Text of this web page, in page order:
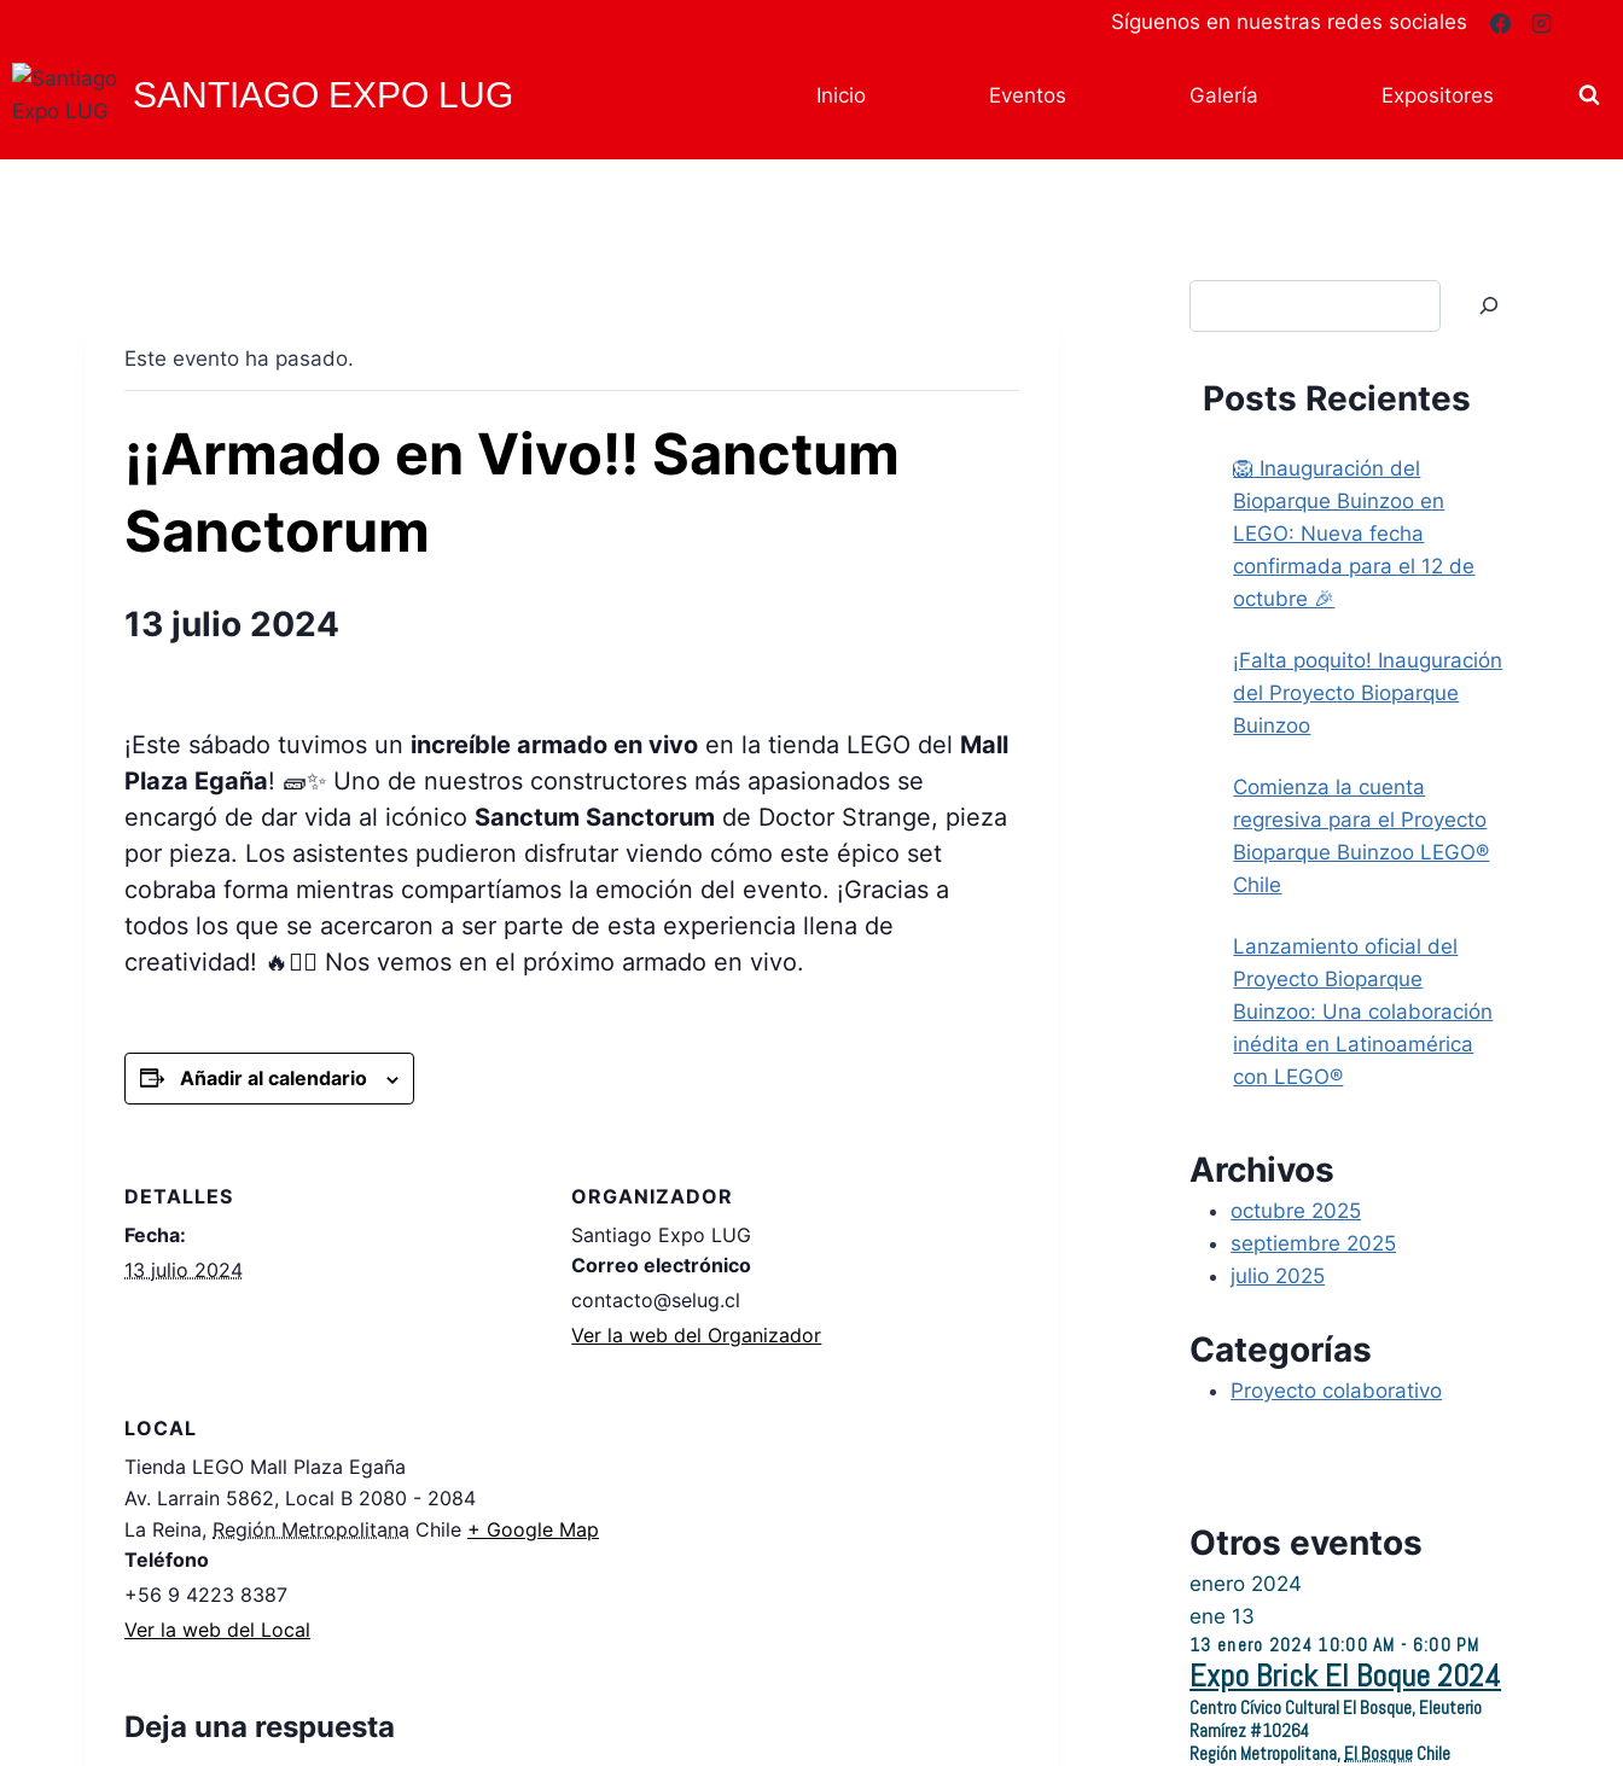
contenido
Síguenos en nuestras redes sociales
SANTIAGO EXPO LUG Inicio Eventos Galería Expositores
Este evento ha pasado.
¡¡Armado en Vivo!! Sanctum
Sanctorum
13 julio 2024
¡Este sábado tuvimos un increíble armado en vivo en la tienda LEGO del Mall
Plaza Egaña! 🧱✨ Uno de nuestros constructores más apasionados se
encargó de dar vida al icónico Sanctum Sanctorum de Doctor Strange, pieza
por pieza. Los asistentes pudieron disfrutar viendo cómo este épico set
cobraba forma mientras compartíamos la emoción del evento. ¡Gracias a
todos los que se acercaron a ser parte de esta experiencia llena de
creatividad! 🔥👷‍♂️ Nos vemos en el próximo armado en vivo.
Añadir al calendario
DETALLES
Fecha:
13 julio 2024
ORGANIZADOR
Santiago Expo LUG
Correo electrónico
contacto@selug.cl
Ver la web del Organizador
LOCAL
Tienda LEGO Mall Plaza Egaña
Av. Larrain 5862, Local B 2080 - 2084
La Reina, Región Metropolitana Chile + Google Map
Teléfono
+56 9 4223 8387
Ver la web del Local
Deja una respuesta
Posts Recientes
🦁 Inauguración del
Bioparque Buinzoo en
LEGO: Nueva fecha
confirmada para el 12 de
octubre 🎉
¡Falta poquito! Inauguración
del Proyecto Bioparque
Buinzoo
Comienza la cuenta
regresiva para el Proyecto
Bioparque Buinzoo LEGO®
Chile
Lanzamiento oficial del
Proyecto Bioparque
Buinzoo: Una colaboración
inédita en Latinoamérica
con LEGO®
Archivos
octubre 2025
septiembre 2025
julio 2025
Categorías
Proyecto colaborativo
Otros eventos
enero 2024
ene 13
13 enero 2024 10:00 AM - 6:00 PM
Expo Brick El Boque 2024
Centro Cívico Cultural El Bosque, Eleuterio
Ramírez #10264
Región Metropolitana, El Bosque Chile